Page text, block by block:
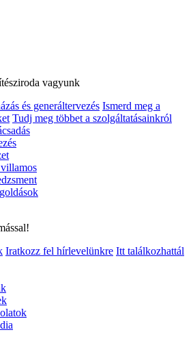
vagyunk
és generáltervezés Ismerd meg a
Tudj meg többet a szolgáltatásainkról
Iratkozz fel hírlevelünkre Itt találkozhattál